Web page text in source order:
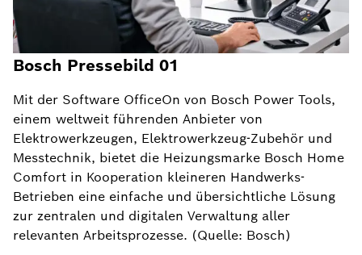
Bosch Pressebild 01
Mit der Software OfficeOn von Bosch Power Tools,
einem weltweit führenden Anbieter von
Elektrowerkzeugen, Elektrowerkzeug-Zubehör und
Messtechnik, bietet die Heizungsmarke Bosch Home
Comfort in Kooperation kleineren Handwerks-
Betrieben eine einfache und übersichtliche Lösung
zur zentralen und digitalen Verwaltung aller
relevanten Arbeitsprozesse. (Quelle: Bosch)